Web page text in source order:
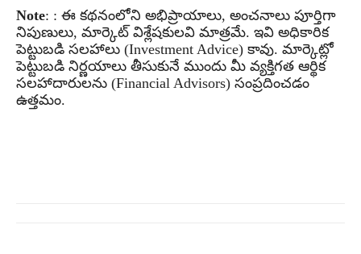
Note: : ఈ కథనంలోని అభిప్రాయాలు, అంచనాలు పూర్తిగా
నిపుణులు, మార్కెట్ విశ్లేషకులవి మాత్రమే. ఇవి అధికారిక
పెట్టుబడి సలహాలు (Investment Advice) కావు. మార్కెట్లో
పెట్టుబడి నిర్ణయాలు తీసుకునే ముందు మీ వ్యక్తిగత ఆర్థిక
సలహాదారులను (Financial Advisors) సంప్రదించడం
ఉత్తమం.